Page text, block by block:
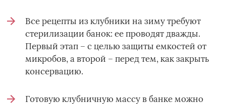
Все рецепты из клубники на зиму требуют
стерилизации банок: ее проводят дважды.
Первый этап – с целью защиты емкостей от
микробов, а второй – перед тем, как закрыть
консервацию.
Готовую клубничную массу в банке можно